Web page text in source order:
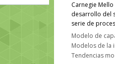
Carnegie
desarrollo del
serie de
Modelo de
Modelos de la
Tendencias